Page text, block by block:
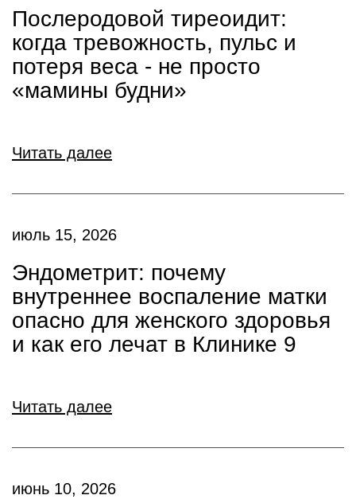
Послеродовой тиреоидит:
когда тревожность, пульс и
потеря веса - не просто
«мамины будни»
Читать далее
июль 15, 2026
Эндометрит: почему
внутреннее воспаление матки
опасно для женского здоровья
и как его лечат в Клинике 9
Читать далее
июнь 10, 2026